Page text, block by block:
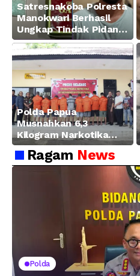
Satresnakoba Polresta
Manokwari Berhasil
Ungkap Tindak Pidana
Narkotika Golongan I
Jenis Sabu di Jalan
Swapen Perkebunan
Manokwari
Polda Papua
Musnahkan 6,3
Kilogram Narkotika
Hasil Pengungkapan
Jaringan Lintas
Wilayah Februari 2026
Ragam News
Polda